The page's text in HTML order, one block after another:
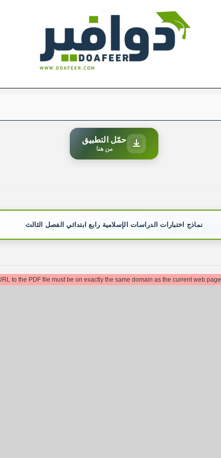
حمّل التطبيق
من هنا
نماذج اختبارات الدراسات الإسلامية رابع ابتدائي الفصل الثالث
to the PDF file must be on exactly the same domain as the current web page.